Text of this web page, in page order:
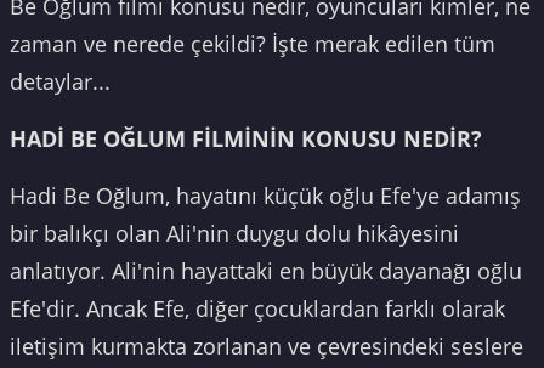
Be Oğlum filmi konusu nedir, oyuncuları kimler, ne
zaman ve nerede çekildi? İşte merak edilen tüm
detaylar...
HADİ BE OĞLUM FİLMİNİN KONUSU NEDİR?
Hadi Be Oğlum, hayatını küçük oğlu Efe'ye adamış
bir balıkçı olan Ali'nin duygu dolu hikâyesini
anlatıyor. Ali'nin hayattaki en büyük dayanağı oğlu
Efe'dir. Ancak Efe, diğer çocuklardan farklı olarak
iletişim kurmakta zorlanan ve çevresindeki seslere